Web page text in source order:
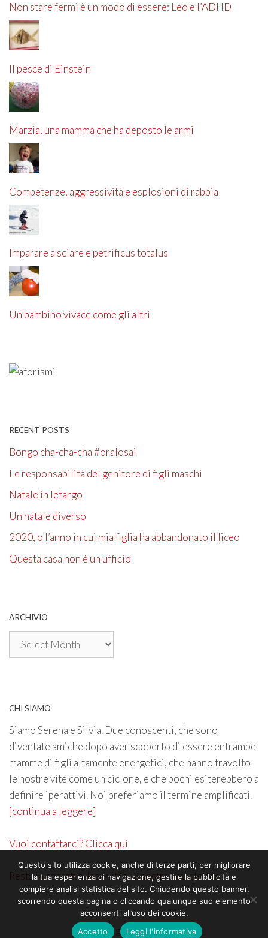
Non stare fermi è un modo di essere: Leo e l’ADHD
Il pesce di Einstein
Marzia, una mamma che ha deposto le armi
Competenze, aggressività e esplosioni di rabbia
Imparare a sciare e petrificus totalus
Un bambino vivace come gli altri
RECENT POSTS
Bongo cha-cha-cha #oralosai
Le responsabilità del genitore di figli maschi
Natale in letargo
Un natale diverso
2020, o l’anno in cui mia figlia ha abbandonato il liceo
Questa casa non è un ufficio
ARCHIVIO
Archivio
CHI SIAMO
Siamo Serena e Silvia. Due conoscenti, che sono
diventate amiche dopo aver scoperto di essere entrambe
mamme di figli altamente energetici, che hanno travolto
le nostre vite come un ciclone, e che pochi esiterebbero a
definire iperattivi. Noi preferiamo il termine amplificati.
[continua a leggere]
Vuoi contattarci? Clicca qui
Resta in contatto. Iscriviti alla nostra newsletter
©2026 genitoricrescono
Questo sito utilizza cookie, anche di terze parti, per migliorare
la tua esperienza di navigazione, gestire la pubblicità e
compiere analisi statistica del sito. Chiudendo questo banner,
scorrendo questa pagina o cliccando qualunque suo elemento
acconsenti all’uso dei cookie.
Accetto
Leggi l'informativa